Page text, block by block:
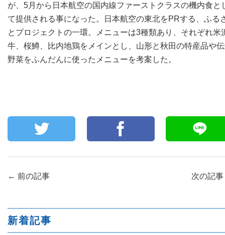
が、5月から日本航空の国内線ファーストクラスの機内食と
て提供される事になった。日本航空の東北をPRする、ふる
とプロジェクトの一環。メニューは3種類あり、それぞれ米
牛、桜鱒、比内地鶏をメインとし、山形と秋田の特産品や
野菜をふんだんに使ったメニューを考案した。
← 前の記事 次の記事
新着記事